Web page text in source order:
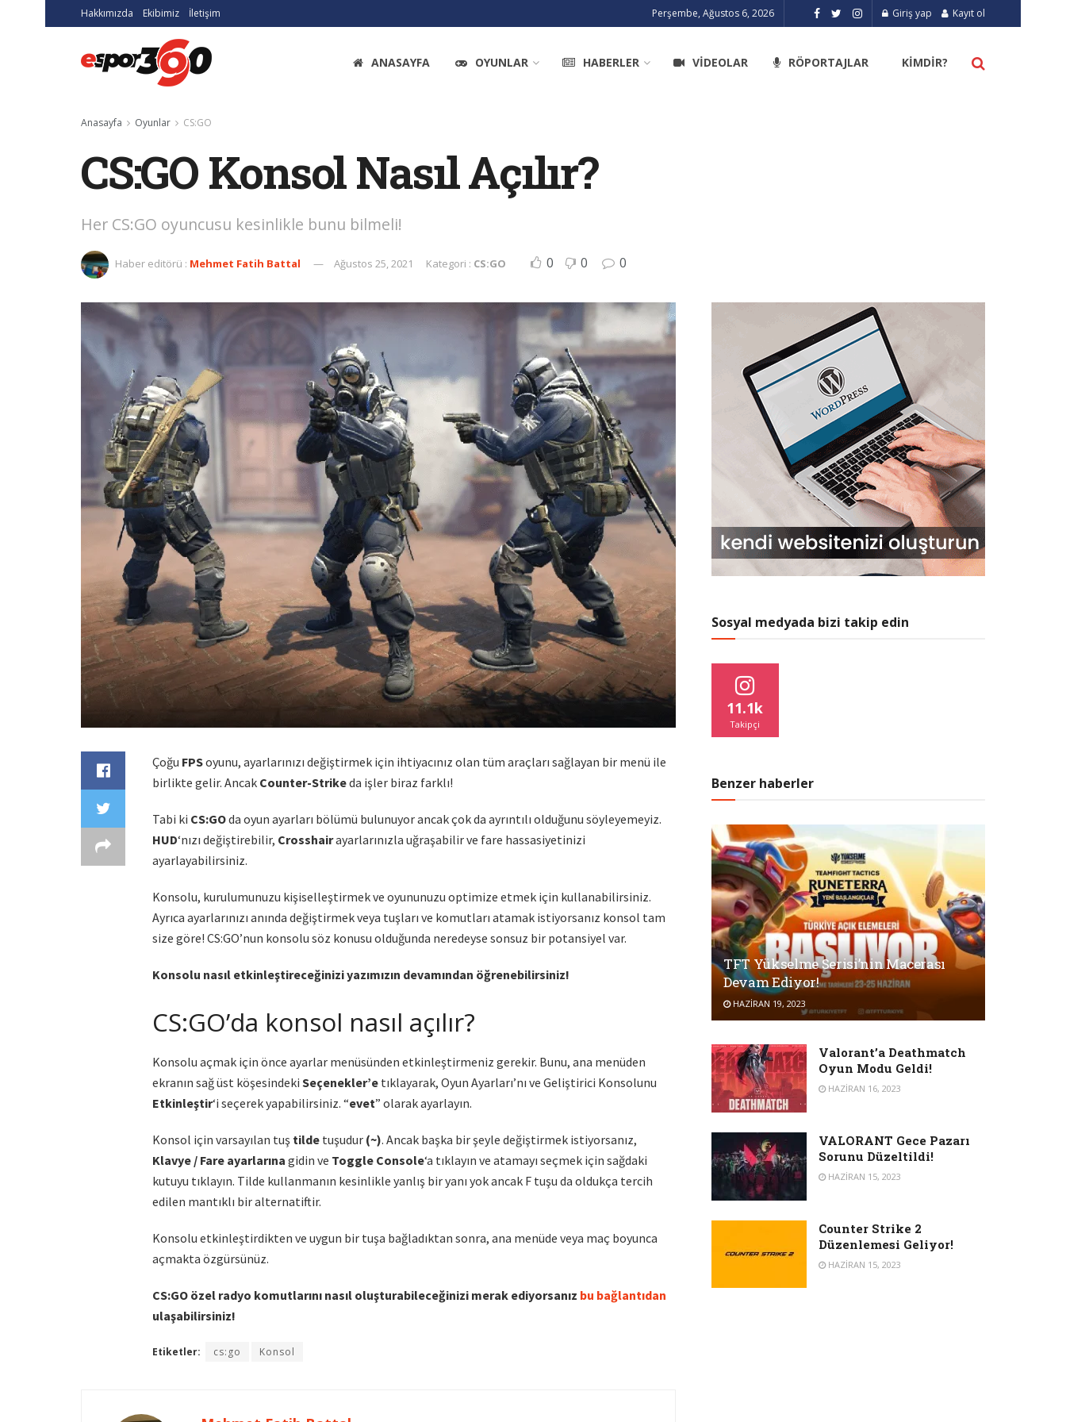
Hakkımızda Ekibimiz İletişim Perşembe, Ağustos 6, 2026 Giriş yap Kayıt ol
ANASAYFA OYUNLAR HABERLER VIDEOLAR RÖPORTAJLAR KIMDIR?
Anasayfa Oyunlar CS:GO
CS:GO Konsol Nasıl Açılır?
Her CS:GO oyuncusu kesinlikle bunu bilmeli!
Haber editörü : Mehmet Fatih Battal Ağustos 25, 2021 Kategori : CS:GO 0 0 0
Çoğu FPSoyunu, ayarlarınızı değiştirmek için ihtiyacınız olan tüm araçları sağlayan bir menü ile
birlikte gelir. Ancak Counter-Strikeda işler biraz farklı!
Tabi ki CS:GOda oyun ayarları bölümü bulunuyor ancak çok da ayrıntılı olduğunu söyleyemeyiz.
HUD‘nızı değiştirebilir, Crosshairayarlarınızla uğraşabilir ve fare hassasiyetinizi
ayarlayabilirsiniz.
Konsolu, kurulumunuzu kişiselleştirmek ve oyununuzu optimize etmek için kullanabilirsiniz.
Ayrıca ayarlarınızı anında değiştirmek veya tuşları ve komutları atamak istiyorsanız konsol tam
size göre! CS:GO’nun konsolu söz konusu olduğunda neredeyse sonsuz bir potansiyel var.
Konsolu nasıl etkinleştireceğinizi yazımızın devamından öğrenebilirsiniz!
CS:GO’da konsol nasıl açılır?
Konsolu açmak için önce ayarlar menüsünden etkinleştirmeniz gerekir. Bunu, ana menüden
ekranın sağ üst köşesindeki Seçenekler’e tıklayarak, Oyun Ayarları’nı ve Geliştirici Konsolunu
Etkinleştir‘i seçerek yapabilirsiniz. “evet” olarak ayarlayın.
Konsol için varsayılan tuş tilde tuşudur (~). Ancak başka bir şeyle değiştirmek istiyorsanız,
Klavye / Fare ayarlarına gidin ve Toggle Console‘a tıklayın ve atamayı seçmek için sağdaki
kutuyu tıklayın. Tilde kullanmanın kesinlikle yanlış bir yanı yok ancak F tuşu da oldukça tercih
edilen mantıklı bir alternatiftir.
Konsolu etkinleştirdikten ve uygun bir tuşa bağladıktan sonra, ana menüde veya maç boyunca
açmakta özgürsünüz.
CS:GO özel radyo komutlarını nasıl oluşturabileceğinizi merak ediyorsanız bu bağlantıdan
ulaşabilirsiniz!
Etiketler: cs:go Konsol
Sosyal medyada bizi takip edin
11.1k
Takipçi
Benzer haberler
TFT Yükselme Serisi’nin Macerası
Devam Ediyor!
HAZIRAN 19, 2023
Valorant’a Deathmatch
Oyun Modu Geldi!
HAZIRAN 16, 2023
VALORANT Gece Pazarı
Sorunu Düzeltildi!
HAZIRAN 15, 2023
Counter Strike 2
Düzenlemesi Geliyor!
HAZIRAN 15, 2023